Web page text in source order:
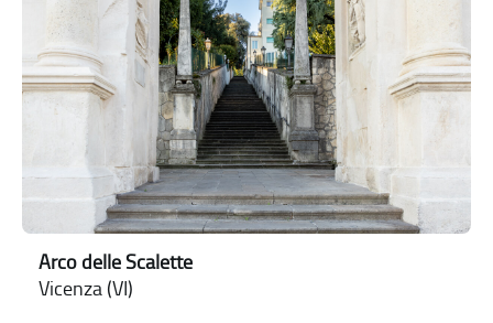
Arco delle Scalette
Vicenza (VI)